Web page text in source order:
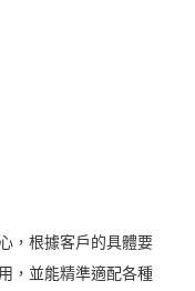
，根據客戶的具體要
，並能精準適配各種